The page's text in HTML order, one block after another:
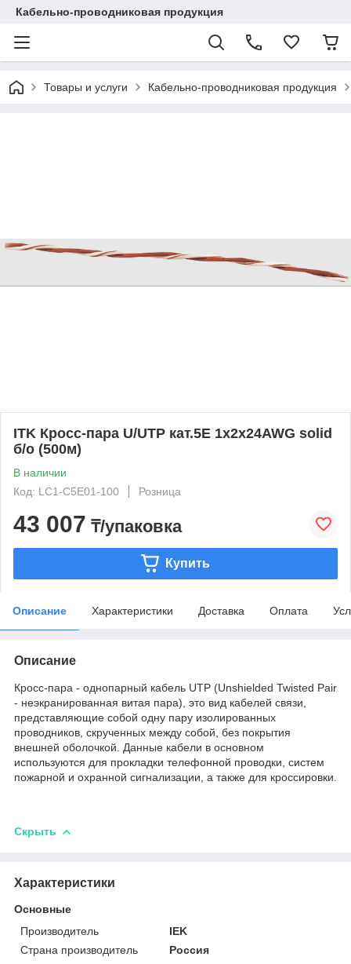
Кабельно-проводниковая продукция
Товары и услуги Кабельно-проводниковая продукция
ITK Кросс-пара U/UTP кат.5E 1х2х24AWG solid
б/о (500м)
В наличии
Код: LC1-C5E01-100
Розница
43 007 ₸/упаковка
Купить
Описание Характеристики Доставка Оплата
Описание
Кросс-пара - однопарный кабель UTP (Unshielded Twisted Pair
- неэкранированная витая пара), это вид кабелей связи,
представляющие собой одну пару изолированных
проводников, скрученных между собой, без покрытия
внешней оболочкой. Данные кабели в основном
используются для прокладки телефонной проводки, систем
пожарной и охранной сигнализации, а также для кроссировки.
Скрыть
Характеристики
Основные
Производитель
IEK
Страна производитель
Россия